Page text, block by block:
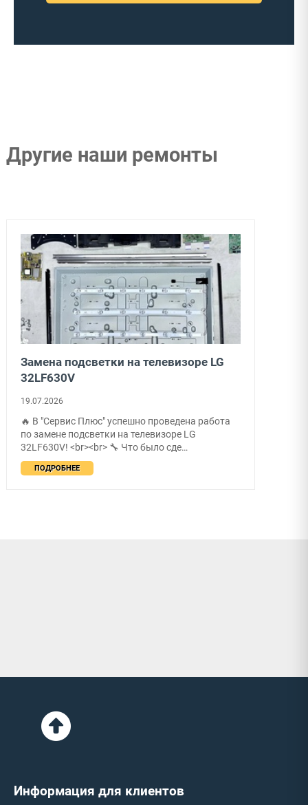
Другие наши ремонты
Замена подсветки на телевизоре LG
32LF630V
19.07.2026
🔥 В "Сервис Плюс" успешно проведена работа
по замене подсветки на телевизоре LG
32LF630V! <br><br> 🔧 Что было сде…
ПОДРОБНЕЕ
Информация для клиентов